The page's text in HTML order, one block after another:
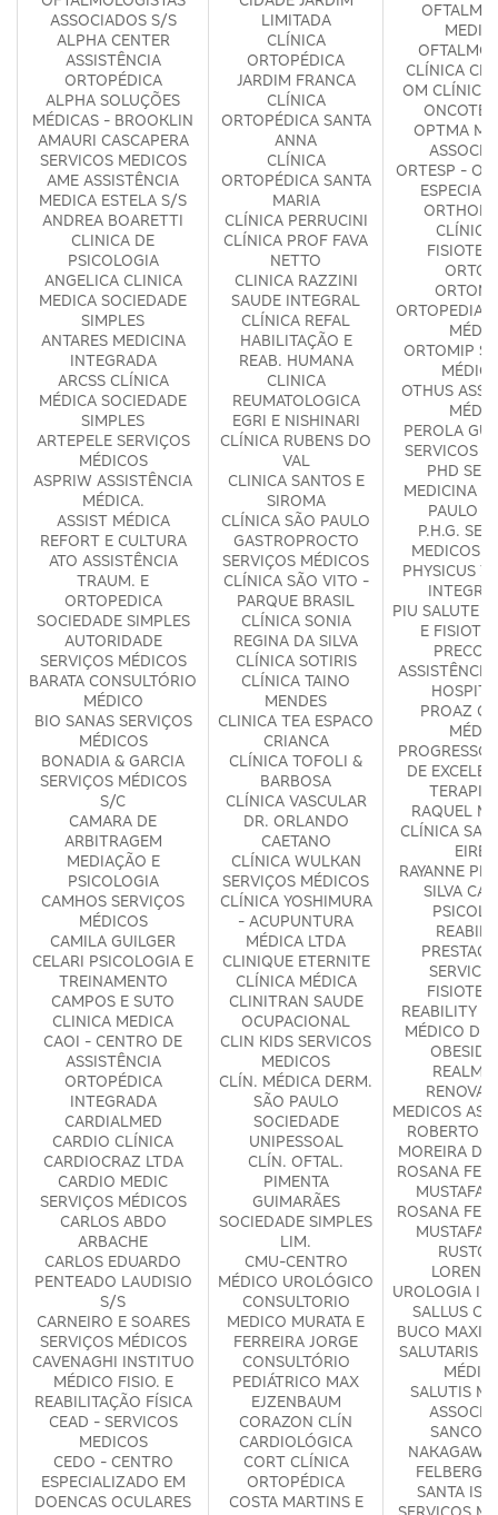
ASSOCIADOS S/S
ALPHA CENTER
ASSISTÊNCIA
ORTOPÉDICA
ALPHA SOLUÇÕES
MÉDICAS - BROOKLIN
AMAURI CASCAPERA
SERVICOS MEDICOS
AME ASSISTÊNCIA
MEDICA ESTELA S/S
ANDREA BOARETTI
CLINICA DE
PSICOLOGIA
ANGELICA CLINICA
MEDICA SOCIEDADE
SIMPLES
ANTARES MEDICINA
INTEGRADA
ARCSS CLÍNICA
MÉDICA SOCIEDADE
SIMPLES
ARTEPELE SERVIÇOS
MÉDICOS
ASPRIW ASSISTÊNCIA
MÉDICA.
ASSIST MÉDICA
REFORT E CULTURA
ATO ASSISTÊNCIA
TRAUM. E
ORTOPEDICA
SOCIEDADE SIMPLES
AUTORIDADE
SERVIÇOS MÉDICOS
BARATA CONSULTÓRIO
MÉDICO
BIO SANAS SERVIÇOS
MÉDICOS
BONADIA & GARCIA
SERVIÇOS MÉDICOS
S/C
CAMARA DE
ARBITRAGEM
MEDIAÇÃO E
PSICOLOGIA
CAMHOS SERVIÇOS
MÉDICOS
CAMILA GUILGER
CELARI PSICOLOGIA E
TREINAMENTO
CAMPOS E SUTO
CLINICA MEDICA
CAOI - CENTRO DE
ASSISTÊNCIA
ORTOPÉDICA
INTEGRADA
CARDIALMED
CARDIO CLÍNICA
CARDIOCRAZ LTDA
CARDIO MEDIC
SERVIÇOS MÉDICOS
CARLOS ABDO
ARBACHE
CARLOS EDUARDO
PENTEADO LAUDISIO
S/S
CARNEIRO E SOARES
SERVIÇOS MÉDICOS
CAVENAGHI INSTITUO
MÉDICO FISIO. E
REABILITAÇÃO FÍSICA
CEAD - SERVICOS
MEDICOS
CEDO - CENTRO
ESPECIALIZADO EM
DOENCAS OCULARES
LIMITADA
CLÍNICA
ORTOPÉDICA
JARDIM FRANCA
CLÍNICA
ORTOPÉDICA SANTA
ANNA
CLÍNICA
ORTOPÉDICA SANTA
MARIA
CLÍNICA PERRUCINI
CLÍNICA PROF FAVA
NETTO
CLINICA RAZZINI
SAUDE INTEGRAL
CLÍNICA REFAL
HABILITAÇÃO E
REAB. HUMANA
CLINICA
REUMATOLOGICA
EGRI E NISHINARI
CLÍNICA RUBENS DO
VAL
CLINICA SANTOS E
SIROMA
CLÍNICA SÃO PAULO
GASTROPROCTO
SERVIÇOS MÉDICOS
CLÍNICA SÃO VITO -
PARQUE BRASIL
CLÍNICA SONIA
REGINA DA SILVA
CLÍNICA SOTIRIS
CLÍNICA TAINO
MENDES
CLINICA TEA ESPACO
CRIANCA
CLÍNICA TOFOLI &
BARBOSA
CLÍNICA VASCULAR
DR. ORLANDO
CAETANO
CLÍNICA WULKAN
SERVIÇOS MÉDICOS
CLÍNICA YOSHIMURA
- ACUPUNTURA
MÉDICA LTDA
CLINIQUE ETERNITE
CLÍNICA MÉDICA
CLINITRAN SAUDE
OCUPACIONAL
CLIN KIDS SERVICOS
MEDICOS
CLÍN. MÉDICA DERM.
SÃO PAULO
SOCIEDADE
UNIPESSOAL
CLÍN. OFTAL.
PIMENTA
GUIMARÃES
SOCIEDADE SIMPLES
LIM.
CMU-CENTRO
MÉDICO UROLÓGICO
CONSULTORIO
MEDICO MURATA E
FERREIRA JORGE
CONSULTÓRIO
PEDIÁTRICO MAX
EJZENBAUM
CORAZON CLÍN
CARDIOLÓGICA
CORT CLÍNICA
ORTOPÉDICA
COSTA MARTINS E
CLÍNICA
OM CLÍNICA
OPTMA
ORTESP -
CLÍNICA
ORTOPEDIA
ORTOMIP
OTHUS
PEROLA
SERVICOS
PHD
MEDICINA
PAULO
P.H.G.
MEDICOS
PHYSICUS
PIU SALUTE
E
PROAZ
PROGRESSO
DE
TERAPIA
RAQUEL
CLÍNICA
RAYANNE
SILVA
REABILITY -
MÉDICO DE
REALM
MEDICOS
ROBERTO
MOREIRA DE
ROSANA
MUSTAFA
ROSANA
MUSTAFA
UROLOGIA
SALLUS
BUCO
SALUTARIS
SALUTIS
FELBERG
SANTA